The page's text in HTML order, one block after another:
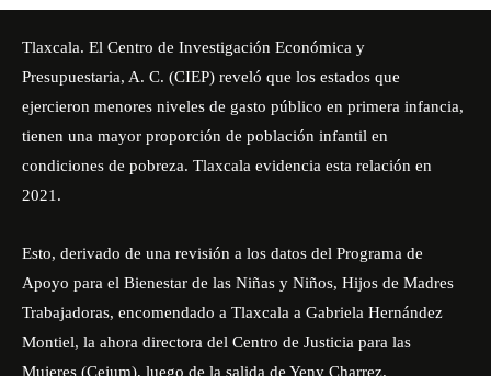
Tlaxcala. El Centro de Investigación Económica y
Presupuestaria, A. C. (CIEP) reveló que los estados que
ejercieron menores niveles de gasto público en primera infancia,
tienen una mayor proporción de población infantil en
condiciones de pobreza. Tlaxcala evidencia esta relación en
2021.
Esto, derivado de una revisión a los datos del Programa de
Apoyo para el Bienestar de las Niñas y Niños, Hijos de Madres
Trabajadoras, encomendado a Tlaxcala a Gabriela Hernández
Montiel, la ahora directora del Centro de Justicia para las
Mujeres (Cejum), luego de la salida de Yeny Charrez.